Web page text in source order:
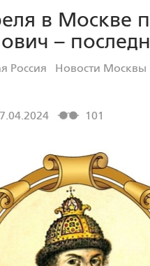
в Москве
–
Россия
Новости Москвы
101